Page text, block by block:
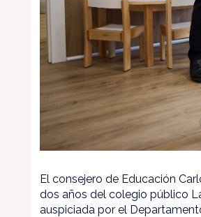
El consejero de Educación
dos años del colegio público
auspiciada por el